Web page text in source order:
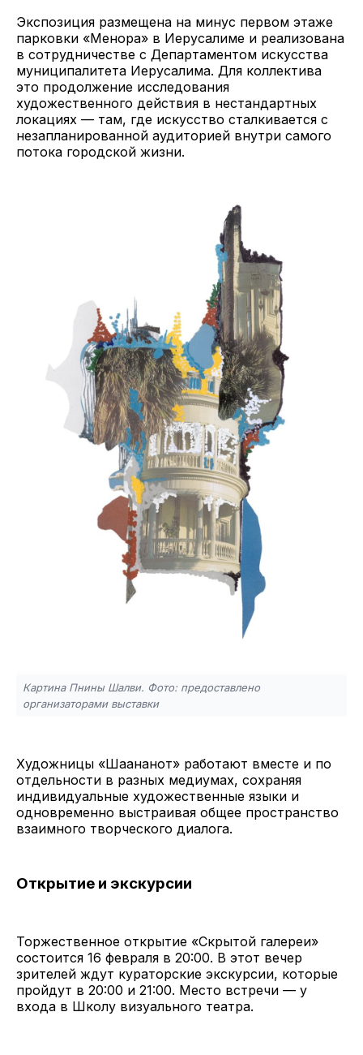
Экспозиция размещена на минус первом этаже
парковки «Менора» в Иерусалиме и реализована
в сотрудничестве с Департаментом искусства
муниципалитета Иерусалима. Для коллектива
это продолжение исследования
художественного действия в нестандартных
локациях — там, где искусство сталкивается с
незапланированной аудиторией внутри самого
потока городской жизни.
Картина Пнины Шалви. Фото: предоставлено
организаторами выставки
Художницы «Шаананот» работают вместе и по
отдельности в разных медиумах, сохраняя
индивидуальные художественные языки и
одновременно выстраивая общее пространство
взаимного творческого диалога.
Открытие и экскурсии
Торжественное открытие «Скрытой галереи»
состоится 16 февраля в 20:00. В этот вечер
зрителей ждут кураторские экскурсии, которые
пройдут в 20:00 и 21:00. Место встречи — у
входа в Школу визуального театра.